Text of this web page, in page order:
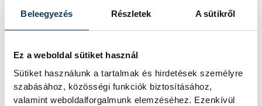
Beleegyezés Részletek A sütikről
Ez a weboldal sütiket használ
Sütiket használunk a tartalmak és hirdetések személyre
szabásához, közösségi funkciók biztosításához,
valamint weboldalforgalmunk elemzéséhez. Ezenkívül